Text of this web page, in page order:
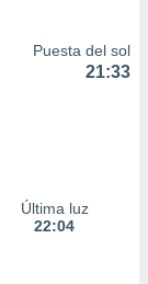
Puesta del sol
21:33
Última luz
22:04